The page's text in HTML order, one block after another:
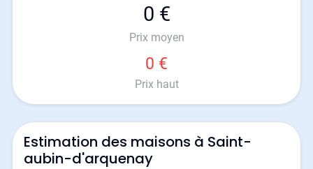
0 €
Prix moyen
0 €
Prix haut
Estimation des maisons à Saint-
aubin-d'arquenay